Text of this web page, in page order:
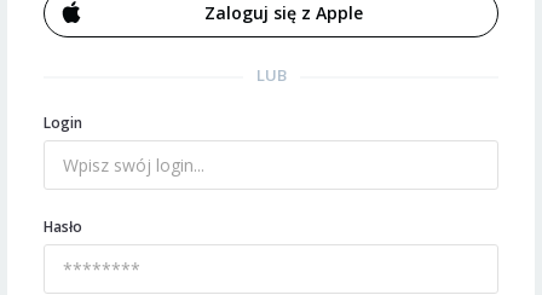
Zaloguj się z Apple
LUB
Login
Hasło